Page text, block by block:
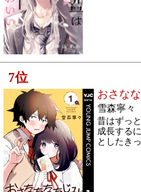
7位
おさな
雪森寧々
昔はずっ
成長する
としたき